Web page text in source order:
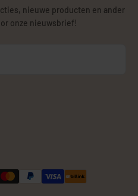
nieuwe producten en ander
onze nieuwsbrief!